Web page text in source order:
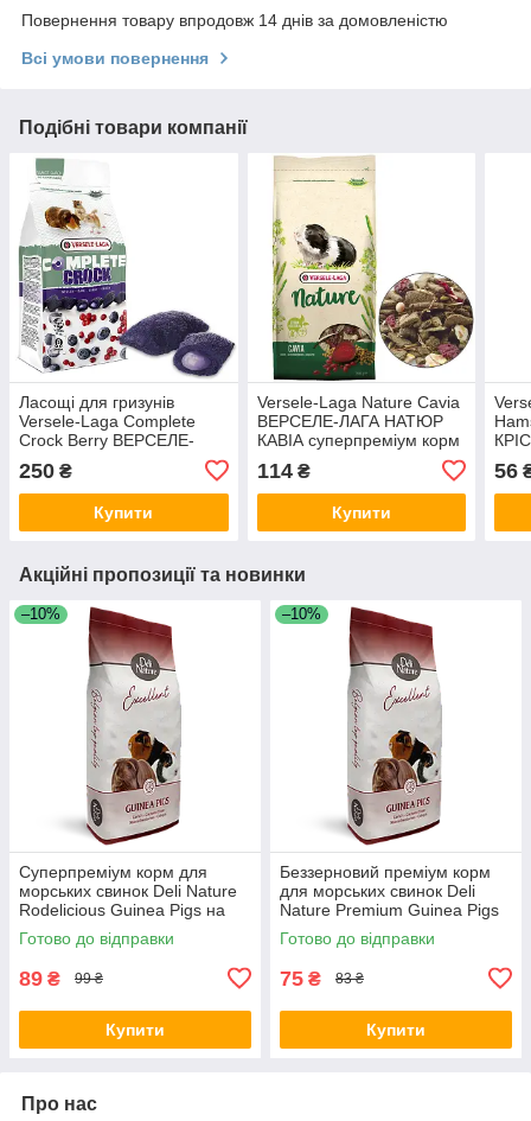
Повернення товару впродовж 14 днів за домовленістю
Всі умови повернення
Подібні товари компанії
Ласощі для гризунів
Versele-Laga Complete
Crock Berry ВЕРСЕЛЕ-
ЛАГА КОМПЛІТ ЯГОДИ, 50
г
250 ₴
Купити
Versele-Laga Nature Cavia
ВЕРСЕЛЕ-ЛАГА НАТЮР
КАВІА суперпреміум корм
для морських свинок на
вагу 250 г
114₴
Купити
250
56
Акційні пропозиції та новинки
–10%
Суперпреміум корм для
морських свинок Deli Nature
Rodelicious Guinea Pigs на
вагу 250 г
Готово до відправки
89 ₴ 99 ₴
Купити
–10%
Беззерновий преміум корм
для морських свинок Deli
Nature Premium Guinea Pigs
Grainfree на вагу 250 г
Готово до відправки
75 ₴ 83 ₴
Купити
Про нас